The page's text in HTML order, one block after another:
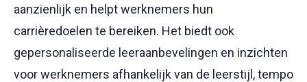
aanzienlijk en helpt werknemers hun
carrièredoelen te bereiken. Het biedt ook
gepersonaliseerde leeraanbevelingen en inzichten
voor werknemers afhankelijk van de leerstijl, tempo